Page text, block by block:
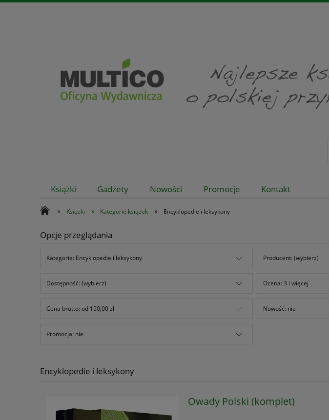
Książki Gadżety Nowości Promocje Kontakt
» Książki » Kategorie książek » Encyklopedie i leksykony
Opcje przeglądania
Kategorie: Encyklopedie i leksykony Producent: (wybierz)
Dostępność: (wybierz) Ocena: 3 i więcej
Cena brutto: od 150,00 zł Nowość: nie
Promocja: nie
Encyklopedie i leksykony
Owady Polski (komplet)